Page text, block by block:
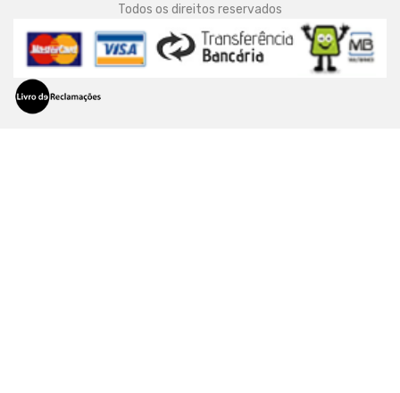
Todos os direitos reservados